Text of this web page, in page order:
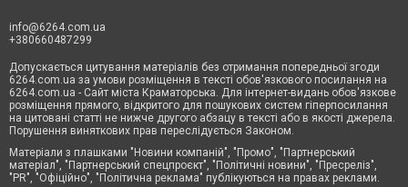
info@6264.com.ua
+380660487299
Допускається цитування матеріалів без отримання попередньої згоди
6264.com.ua за умови розміщення в тексті обов'язкового посилання на
6264.com.ua - Сайт міста Краматорська. Для інтернет-видань обов'язкове
розміщення прямого, відкритого для пошукових систем гіперпосилання
на цитовані статті не нижче другого абзацу в тексті або в якості джерела.
Порушення виняткових прав переслідується Законом.
Матеріали з плашками "Новини компаній", "Промо", "Партнерський
матеріал", "Партнерський спецпроєкт", "Політичні новини", "Пресреліз",
"PR", "Офіційно", "Політична реклама" публікуються на правах реклами.